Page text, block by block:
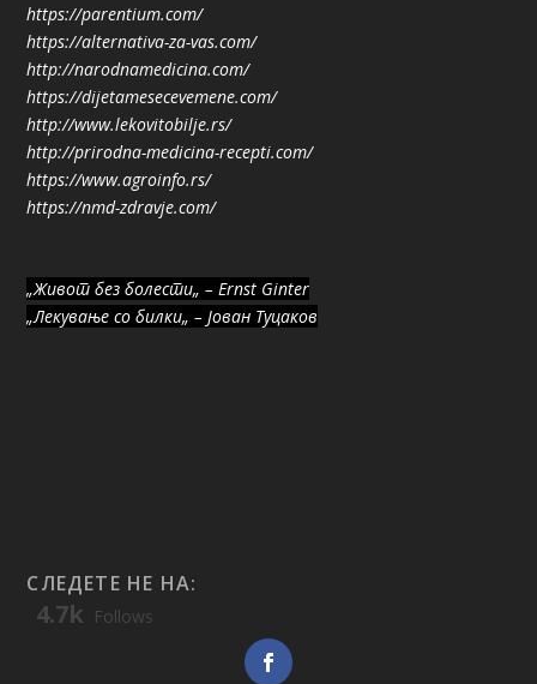
https://parentium.com/
https://alternativa-za-vas.com/
http://narodnamedicina.com/
https://dijetamesecevemene.com/
http://www.lekovitobilje.rs/
http://prirodna-medicina-recepti.com/
https://www.agroinfo.rs/
https://nmd-zdravje.com/
„Живот без болести„ – Ernst Ginter
„Лекување со билки„ – Јован Туцаков
СЛЕДЕТЕ НЕ НА:
4.7k Follows